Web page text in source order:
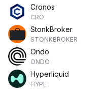
Cronos
CRO
StonkBroker
STONKBROKER
Ondo
ONDO
Hyperliquid
HYPE